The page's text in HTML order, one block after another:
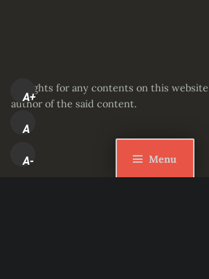
Menu
All rights for any contents on this
author of the said content.
A+
A
A-